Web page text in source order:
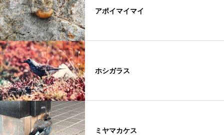
アポイマイマイ
ホシガラス
ミヤマカケス